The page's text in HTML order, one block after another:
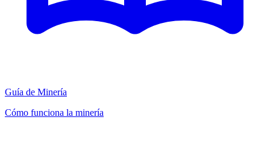
Guía de Minería
Cómo funciona la minería